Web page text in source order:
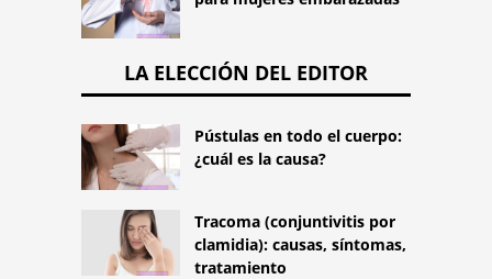
LA ELECCIÓN DEL EDITOR
Pústulas en todo el cuerpo:
¿cuál es la causa?
Tracoma (conjuntivitis por
clamidia): causas, síntomas,
tratamiento